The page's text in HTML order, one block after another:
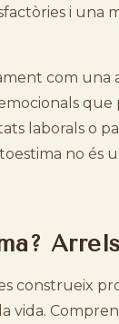
i
com una
que
laborals o
no és
construeix
vida.